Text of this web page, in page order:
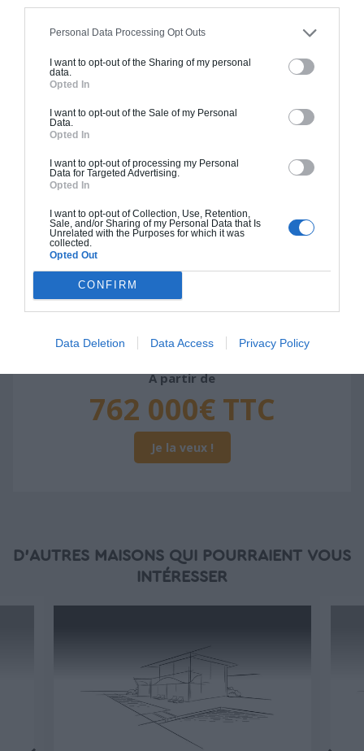
Personal Data Processing Opt Outs
I want to opt-out of the Sharing of my personal
data.
Opted In
I want to opt-out of the Sale of my Personal
Data.
Opted In
I want to opt-out of processing my Personal
Data for Targeted Advertising.
Opted In
I want to opt-out of Collection, Use, Retention,
Sale, and/or Sharing of my Personal Data that Is
Unrelated with the Purposes for which it was
collected.
Opted Out
CONFIRM
Data Deletion Data Access Privacy Policy
clôture.
À partir de
657 000€ TTC
Construction BBC
Chiffrage estimatif pour : Fondations et normes
standards. Construction en bloc coffrant isolant
(RT 2020). Finitions haut de gamme. Le prix "clé
en main" inclut le gros oeuvre et le second
oeuvre (cuisine, peinture, sols...), mais exclut
piscine, jardin et clôture.
À partir de
762 000€ TTC
Je la veux !
D'AUTRES MAISONS QUI POURRAIENT VOUS
INTÉRESSER